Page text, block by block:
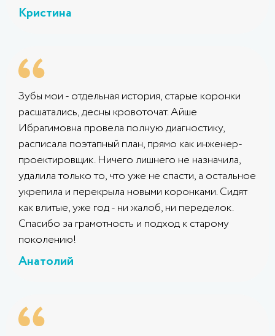
Кристина
Зубы мои - отдельная история, старые коронки
расшатались, десны кровоточат. Айше
Ибрагимовна провела полную диагностику,
расписала поэтапный план, прямо как инженер-
проектировщик. Ничего лишнего не назначила,
удалила только то, что уже не спасти, а остальное
укрепила и перекрыла новыми коронками. Сидят
как влитые, уже год - ни жалоб, ни переделок.
Спасибо за грамотность и подход к старому
поколению!
Анатолий